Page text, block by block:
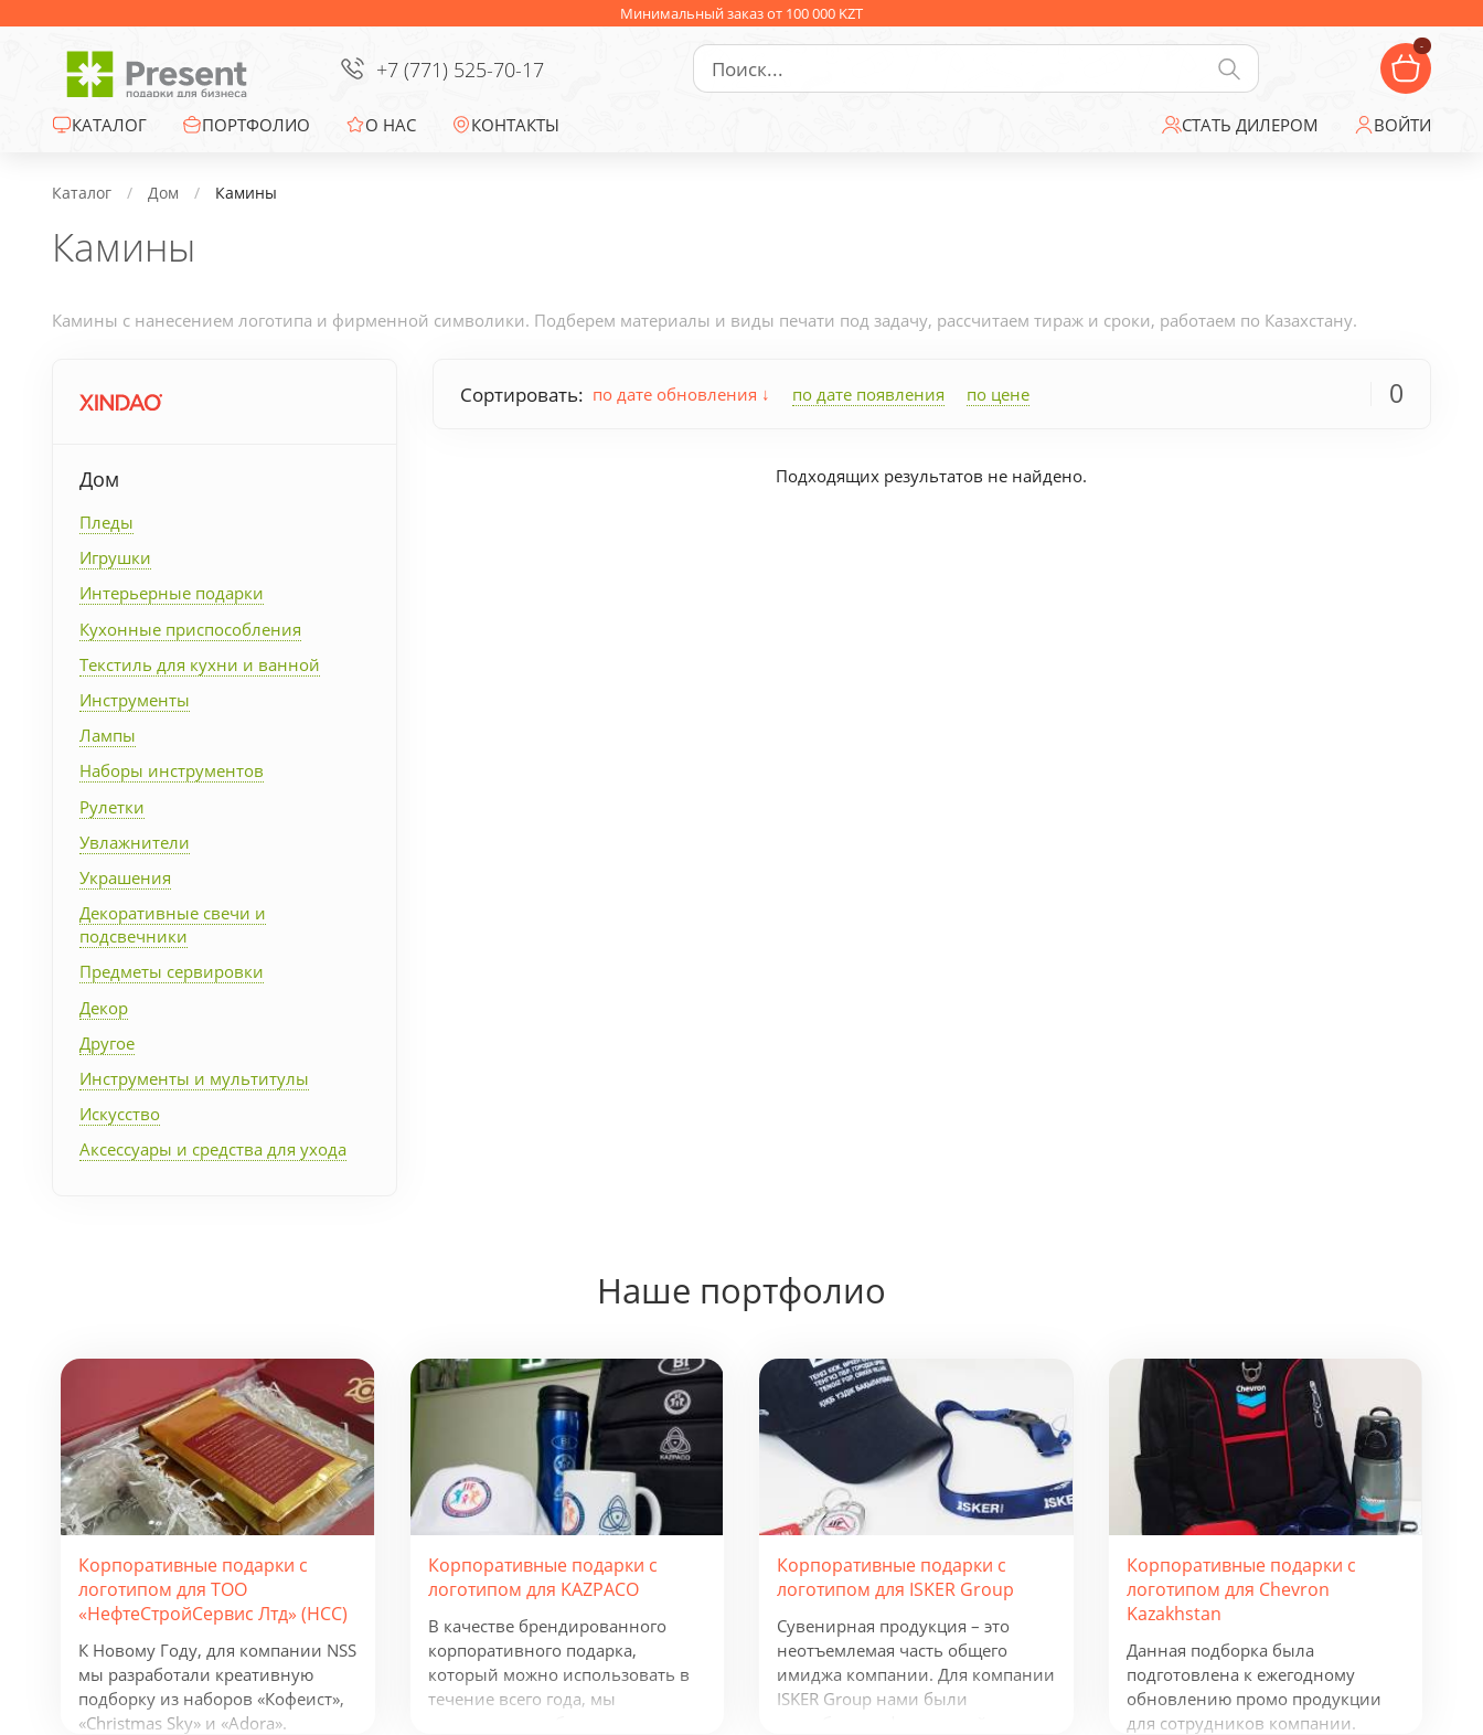
Минимальный заказ от 100 000 KZT
+7 (771) 525-70-17
-
КАТАЛОГ
Офисные сувениры
Зонты
Промо-сувениры
Электроника
Упаковка
Подарочные наборы
Личные аксессуары
Деловые подарки
Съедобные подарки с
ПОРТФОЛИО О НАС КОНТАКТЫ СТАТЬ ДИЛЕРОМ ВОЙТИ
Каталог Дом Камины
Камины
Камины с нанесением логотипа и фирменной символики. Подберем материалы и виды печати под задачу, рассчитаем тираж и сроки, работаем по Казахстану.
Дом
Пледы
Игрушки
Интерьерные подарки
Кухонные приспособления
Текстиль для кухни и ванной
Инструменты
Лампы
Наборы инструментов
Рулетки
Увлажнители
Украшения
Декоративные свечи и
подсвечники
Предметы сервировки
Декор
Другое
Инструменты и мультитулы
Искусство
Аксессуары и средства для ухода
Сортировать: по дате обновления по дате появления по цене 0
Подходящих результатов не найдено.
Наше портфолио
Корпоративные подарки с
логотипом для ТОО
«НефтеСтройСервис Лтд» (НСС)
К Новому Году, для компании NSS
мы разработали креативную
подборку из наборов «Кофеист»,
«Christmas Sky» и «Adora».
Корпоративные подарки с
логотипом для KAZPACO
В качестве брендированного
корпоративного подарка,
который можно использовать в
течение всего года, мы
Корпоративные подарки с
логотипом для ISKER Group
Сувенирная продукция – это
неотъемлемая часть общего
имиджа компании. Для компании
ISKER Group нами были
Корпоративные подарки с
логотипом для Chevron
Kazakhstan
Данная подборка была
подготовлена к ежегодному
обновлению промо продукции
для сотрудников компании.